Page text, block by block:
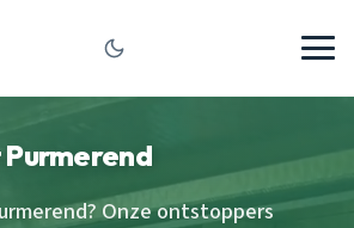
Onze ontstoppers